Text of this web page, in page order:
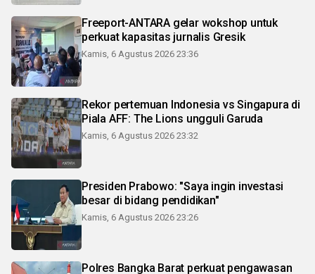
Freeport-ANTARA gelar wokshop untuk
perkuat kapasitas jurnalis Gresik
Kamis, 6 Agustus 2026 23:36
Rekor pertemuan Indonesia vs Singapura di
Piala AFF: The Lions ungguli Garuda
Kamis, 6 Agustus 2026 23:32
Presiden Prabowo: "Saya ingin investasi
besar di bidang pendidikan"
Kamis, 6 Agustus 2026 23:26
Polres Bangka Barat perkuat pengawasan